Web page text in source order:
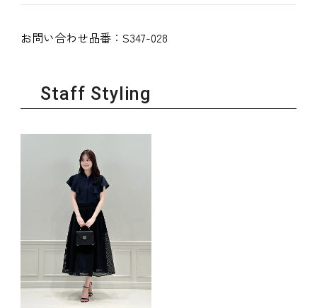
お問い合わせ品番： S347-028
Staff Styling